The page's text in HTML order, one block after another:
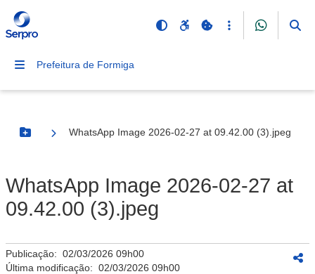
Prefeitura de Formiga
Botão Menu
WhatsApp Image 2026-02-27 at 09.42.00 (3).jpeg
WhatsApp Image 2026-02-27 at
09.42.00 (3).jpeg
Publicação: 02/03/2026 09h00
Última modificação: 02/03/2026 09h00